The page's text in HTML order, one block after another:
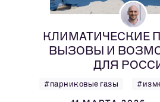
КЛИМАТИЧЕСКИЕ
ВЫЗОВЫ И
ДЛЯ
#парниковые газы